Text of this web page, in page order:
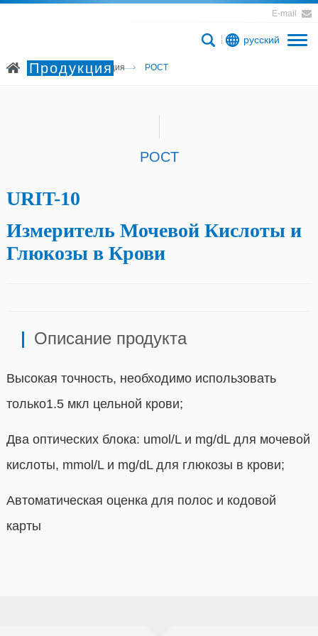
E-mail
русский
Продукция
Главная Продукция POCT
POCT
URIT-10
Измеритель Мочевой Кислоты и
Глюкозы в Крови
Описание продукта
Высокая точность, необходимо использовать
только1.5 мкл цельной крови;
Два оптических блока: umol /L и mg/dL для мочевой
кислоты, mmol /L и mg/dL для глюкозы в крови;
Автоматическая оценка для полос и кодовой
карты